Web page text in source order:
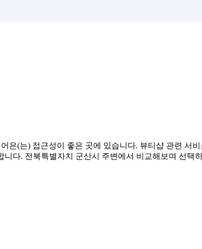
은(는) 접근성이 좋은 곳에 있습니다. 뷰티샵 관련 서
다. 전북특별자치 군산시 주변에서 비교해보며 선택